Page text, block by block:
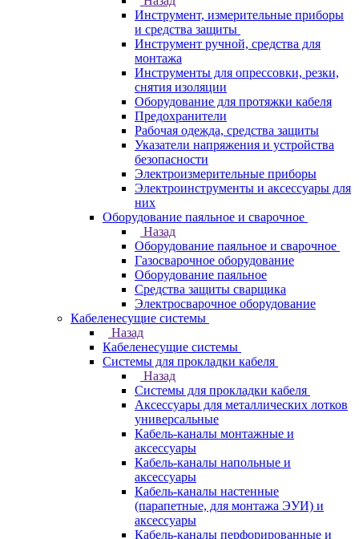
Инструмент, измерительные приборы
и средства защиты
Инструмент ручной, средства для
монтажа
Инструменты для опрессовки, резки,
снятия изоляции
Оборудование для протяжки кабеля
Предохранители
Рабочая одежда, средства защиты
Указатели напряжения и устройства
безопасности
Электроизмерительные приборы
Электроинструменты и аксессуары для
них
Оборудование паяльное и сварочное
Назад
Оборудование паяльное и сварочное
Газосварочное оборудование
Оборудование паяльное
Средства защиты сварщика
Электросварочное оборудование
Кабеленесущие системы
Назад
Кабеленесущие системы
Системы для прокладки кабеля
Назад
Системы для прокладки кабеля
Аксессуары для металлических лотков
универсальные
Кабель-каналы монтажные и
аксессуары
Кабель-каналы напольные и
аксессуары
Кабель-каналы настенные
(парапетные, для монтажа ЭУИ) и
аксессуары
Кабель-каналы перфорированные и